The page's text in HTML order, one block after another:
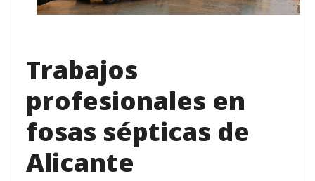
Trabajos
profesionales en
fosas sépticas de
Alicante